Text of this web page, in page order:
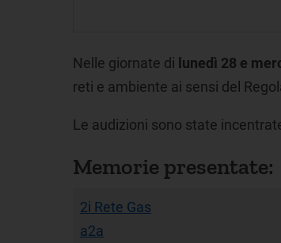
Nelle giornate di lunedì 28 e
reti e ambiente ai sensi del
Le audizioni sono state
Memorie presentate:
2i Rete Gas
a2a